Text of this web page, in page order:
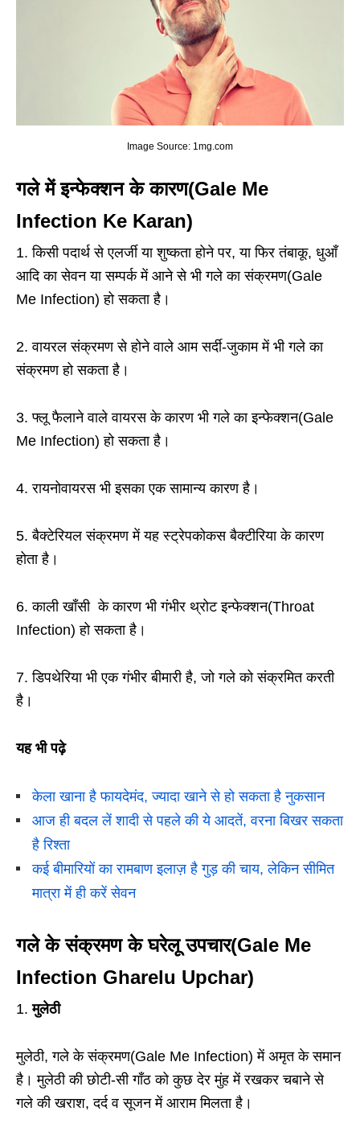
Image Source: 1mg.com
गले में इन्फेक्शन के कारण(Gale Me
Infection Ke Karan)
1. किसी पदार्थ से एलर्जी या शुष्कता होने पर, या फिर तंबाकू, धुआँ
आदि का सेवन या सम्पर्क में आने से भी गले का संक्रमण(Gale
Me Infection) हो सकता है।
2. वायरल संक्रमण से होने वाले आम सर्दी-जुकाम में भी गले का
संक्रमण हो सकता है।
3. फ्लू फैलाने वाले वायरस के कारण भी गले का इन्फेक्शन(Gale
Me Infection) हो सकता है।
4. रायनोवायरस भी इसका एक सामान्य कारण है।
5. बैक्टेरियल संक्रमण में यह स्ट्रेपकोकस बैक्टीरिया के कारण
होता है।
6. काली खाँसी के कारण भी गंभीर थ्रोट इन्फेक्शन(Throat
Infection) हो सकता है।
7. डिपथेरिया भी एक गंभीर बीमारी है, जो गले को संक्रमित करती
है।
यह भी पढ़े
केला खाना है फायदेमंद, ज्यादा खाने से हो सकता है नुकसान
आज ही बदल लें शादी से पहले की ये आदतें, वरना बिखर सकता
है रिश्ता
कई बीमारियों का रामबाण इलाज़ है गुड़ की चाय, लेकिन सीमित
मात्रा में ही करें सेवन
गले के संक्रमण के घरेलू उपचार(Gale Me
Infection Gharelu Upchar)
1.मुलेठी
मुलेठी, गले के संक्रमण(Gale Me Infection) में अमृत के समान
है। मुलेठी की छोटी-सी गाँठ को कुछ देर मुंह में रखकर चबाने से
गले की खराश, दर्द व सूजन में आराम मिलता है।